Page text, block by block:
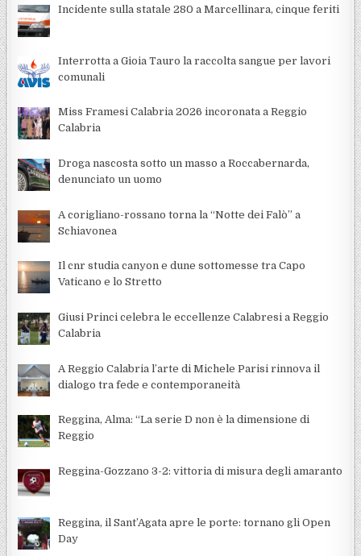
Incidente sulla statale 280 a Marcellinara, cinque feriti
Interrotta a Gioia Tauro la raccolta sangue per lavori
comunali
Miss Framesi Calabria 2026 incoronata a Reggio
Calabria
Droga nascosta sotto un masso a Roccabernarda,
denunciato un uomo
A corigliano-rossano torna la “Notte dei Falò” a
Schiavonea
Il cnr studia canyon e dune sottomesse tra Capo
Vaticano e lo Stretto
Giusi Princi celebra le eccellenze Calabresi a Reggio
Calabria
A Reggio Calabria l’arte di Michele Parisi rinnova il
dialogo tra fede e contemporaneità
Reggina, Alma: “La serie D non è la dimensione di
Reggio
Reggina-Gozzano 3-2: vittoria di misura degli amaranto
Reggina, il Sant’Agata apre le porte: tornano gli Open
Day